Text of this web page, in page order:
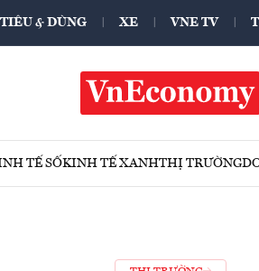
TIÊU & DÙNG XE VNE TV
TẾ SỐKINH TẾ XANHTHỊ TRƯỜNG